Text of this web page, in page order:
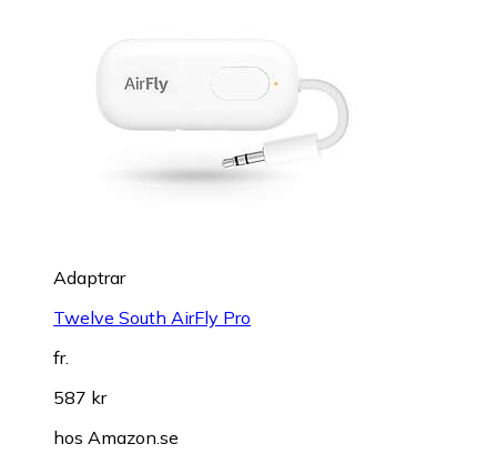
Adaptrar
Twelve South AirFly Pro
fr.
587 kr
hos Amazon.se